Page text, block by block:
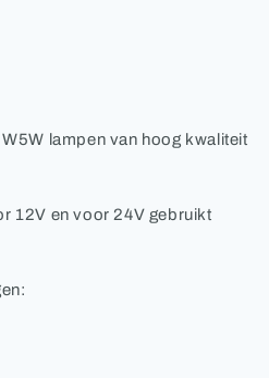
lampen van hoog kwaliteit
12V en voor 24V gebruikt